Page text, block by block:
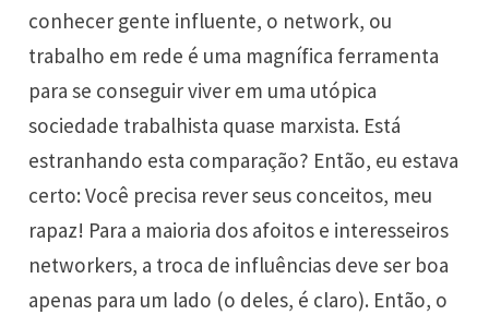
conhecer gente influente, o network, ou
trabalho em rede é uma magnífica ferramenta
para se conseguir viver em uma utópica
sociedade trabalhista quase marxista. Está
estranhando esta comparação? Então, eu estava
certo: Você precisa rever seus conceitos, meu
rapaz! Para a maioria dos afoitos e interesseiros
networkers, a troca de influências deve ser boa
apenas para um lado (o deles, é claro). Então, o